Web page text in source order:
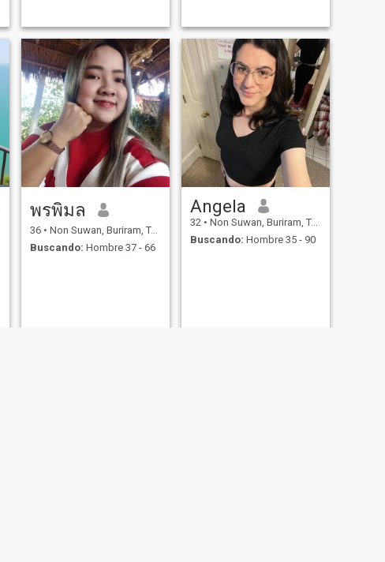
พรพิมล
36 • Non Suwan, Buriram, Tailandia
Buscando: Hombre 37 - 66
Angela
32 • Non Suwan, Buriram, Tailandia
Buscando: Hombre 35 - 90